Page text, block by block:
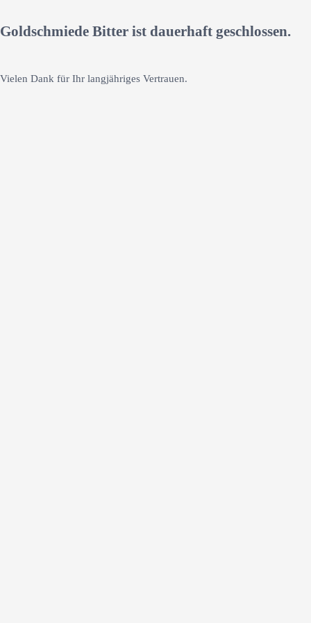
Goldschmiede Bitter ist dauerhaft geschlossen.
Vielen Dank für Ihr langjähriges Vertrauen.